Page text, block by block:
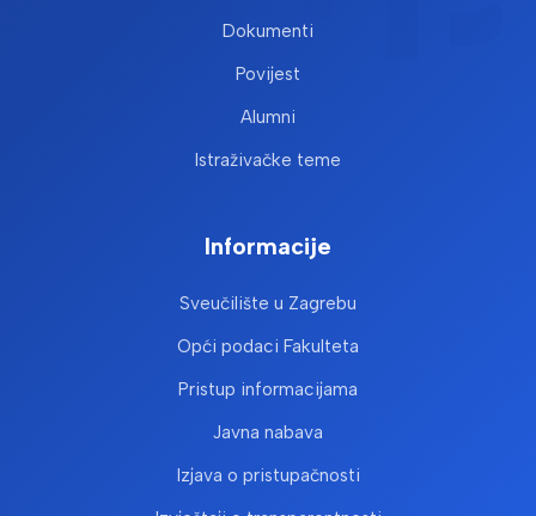
Dokumenti
Povijest
Alumni
Istraživačke teme
Informacije
Sveučilište u Zagrebu
Opći podaci Fakulteta
Pristup informacijama
Javna nabava
Izjava o pristupačnosti